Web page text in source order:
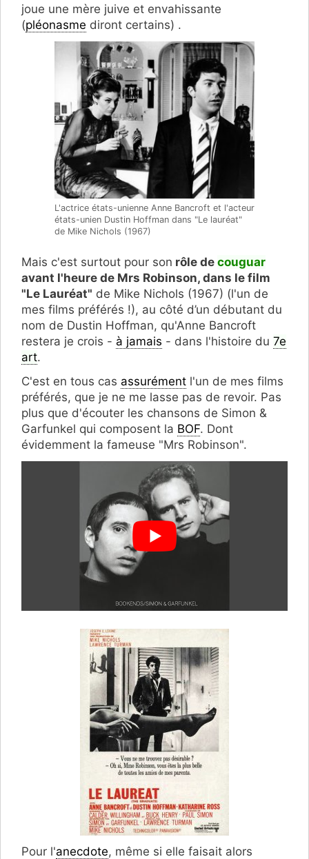
joue une mère juive et envahissante
(pléonasme diront certains) .
L'actrice états-unienne Anne Bancroft et l'acteur
états-unien Dustin Hoffman dans "Le lauréat"
de Mike Nichols (1967)
Mais c'est surtout pour son rôle de couguar
avant l'heure de Mrs Robinson, dans le film
"Le Lauréat" de Mike Nichols (1967) (l'un de
mes films préférés !), au côté d’un débutant du
nom de Dustin Hoffman, qu'Anne Bancroft
restera je crois - à jamais - dans l'histoire du 7e
art.
C'est en tous cas assurément l'un de mes films
préférés, que je ne me lasse pas de revoir. Pas
plus que d'écouter les chansons de Simon &
Garfunkel qui composent la BOF. Dont
évidemment la fameuse "Mrs Robinson".
Pour l'anecdote, même si elle faisait alors